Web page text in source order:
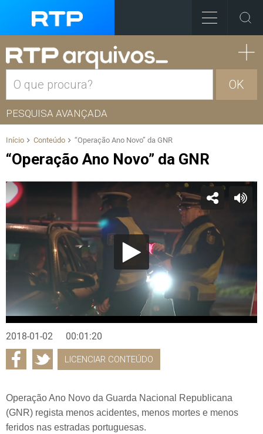
OK
PESQUISA AVANÇADA
Início Conteúdo “Operação Ano Novo” da GNR
“Operação Ano Novo” da GNR
2018-01-02 00:01:20
LICENCIAR CONTEÚDO
Operação Ano Novo da Guarda Nacional Republicana
(GNR) regista menos acidentes, menos mortes e menos
feridos nas estradas portuguesas.